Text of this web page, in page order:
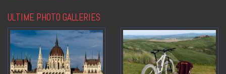
ULTIME PHOTO GALLERIES